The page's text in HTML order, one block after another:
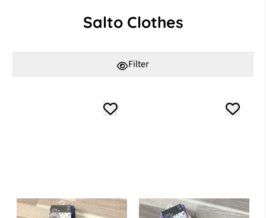
Salto Clothes
Filter